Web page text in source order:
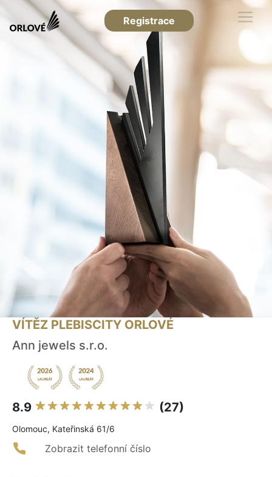
Registrace
VÍTĚZ PLEBISCITY ORLOVÉ
Ann jewels s.r.o.
8.9 (27)
Olomouc, Kateřinská 61/6
Zobrazit telefonní číslo